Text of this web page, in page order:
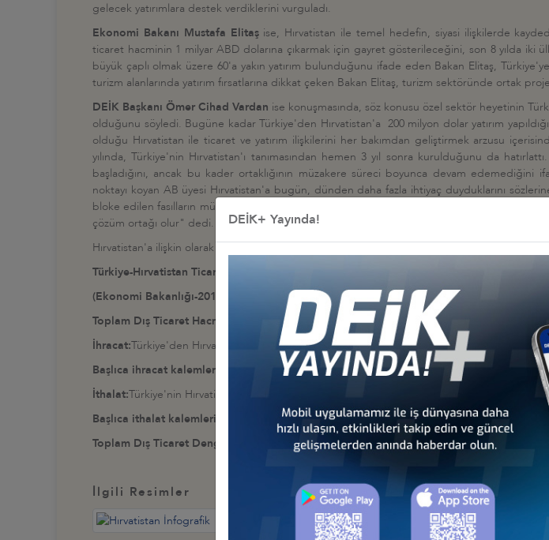
gelecek yatırımlara destek verdiklerini vurguladı.
Ekonomi Bakanı Mustafa Elitaş ise, Hırvatistan ile temel hedefin, siyasi ilişkilerde
ticaret hacminin 1 milyar ABD dolarına çıkarmak için gayret gösterileceğini, son 8 yılda iki
büyük çaplı olmak üzere 60'a yakın yatırım bulunduğunu ifade eden Bakan Elitaş,
turizm alanlarında yatırım fırsatlarına dikkat çeken Bakan Elitaş, turizm sektöründe ortak
DEİK Başkanı Ömer Cihad Vardan ise konuşmasında, söz konusu özel sektör heyetinin
olduğunu söyledi. Bugüne kadar Türkiye'den Hırvatistan'a 200 milyon dolar yatırım
olduğu Hırvatistan ile ticaret ve yatırım ilişkilerini her bakımdan geliştirmek arzusu
yılında, Türkiye'nin Hırvatistan'ı tanımasından hemen 3 yıl sonra kurulduğunu da
başladığını, ancak bu kader ortaklığının müzakere süreci boyunca devam
noktayı koyan AB üyesi Hırvatistan'a bugün, dünden daha fazla ihtiyaç duyduklarını
bloke edilen fasılların müzakeresiyle, vize sorunuyla, Gümrük Birliği'nin güncellenmesi ile
çözüm ortağı olur" dedi.
Hırvatistan'a ilişkin olarak DEİK tarafından hazırlanan ülke infografiğini ekte dikkatinize
Türkiye-Hırvatistan Ticaret Rakamları
(Ekonomi Bakanlığı-2015)
Toplam Dış Ticaret Hacmi:
387 milyon ABD doları
İhracat:Türkiye'den Hırvatistan'a yapılan ihracat: 252 milyon ABD doları
Başlıca ihracat kalemleri:
Petrol yağları, demir-çelik, araç, tekstil, beyaz eşya.
İthalat:Türkiye'nin Hırvatistan'dan yaptığı ithalat: 135 milyon ABD doları
Başlıca ithalat kalemleri:
Elektrik malzemeleri, kimyasallar, ilaç ve eczacılık ürünleri.
Toplam Dış Ticaret Dengesi: 117 milyon ABD doları
İlgili Resimler
DEİK+ Yayında!